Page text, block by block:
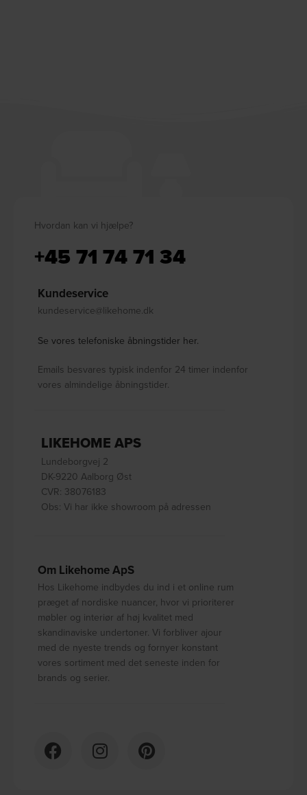
Hvordan kan vi hjælpe?
+45 71 74 71 34
Kundeservice
kundeservice@likehome.dk
Se vores telefoniske åbningstider her.
Emails besvares typisk indenfor 24 timer indenfor
vores almindelige åbningstider.
LIKEHOME APS
Lundeborgvej 2
DK-9220 Aalborg Øst
CVR: 38076183
Obs: Vi har ikke showroom på adressen
Om Likehome ApS
Hos Likehome indbydes du ind i et online rum
præget af nordiske nuancer, hvor vi prioriterer
møbler og interiør af høj kvalitet med
skandinaviske undertoner. Vi forbliver ajour
med de nyeste trends og fornyer konstant
vores sortiment med det seneste inden for
brands og serier.